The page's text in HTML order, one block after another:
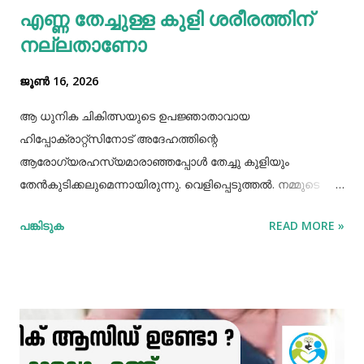
മാത്രമല്ല മോണയിലെ രക്തസ്രാവം അല്ലെങ്കില്‍
പ്യോറ...
എണ്ണ തേച്ചുള്ള കുളി ശരീരത്തിന്
നല്ലതാണോ
ജൂൺ 16, 2026
ആ ധുനിക ചികിത്സയുടെ ഉപജ്ഞാതാവായ
ഹിപ്പോക്രാറ്റ്സിനോട് അദേഹത്തിന്റെ
ആരോഗ്യരഹസ്യമാരാഞ്ഞപ്പോള്‍ തേച്ചു കുളിയും
തേൻകുടിക്കലുമെന്നായിരുന്നു. വെളിപ്പെടുത്തല്‍. നമ്മുടെ
അനുഭവിച്ചിരുന്നവരാണ്. അവര്‍ ആരോഗ്യത്തിനായി
പാലിച്ചിരുന്നു. മരുന്നുകള്‍ മാറിമാറി സേവിച്ചിട്ടും വിട്ടുമാറാത്ത
നീര്‍ക്കെട്ടെന്ന കുരുക്കഴിക്കാനുള്ള മരുന്നും ശാസ്ത്രീയമായ
പങ്കിടുക READ MORE »